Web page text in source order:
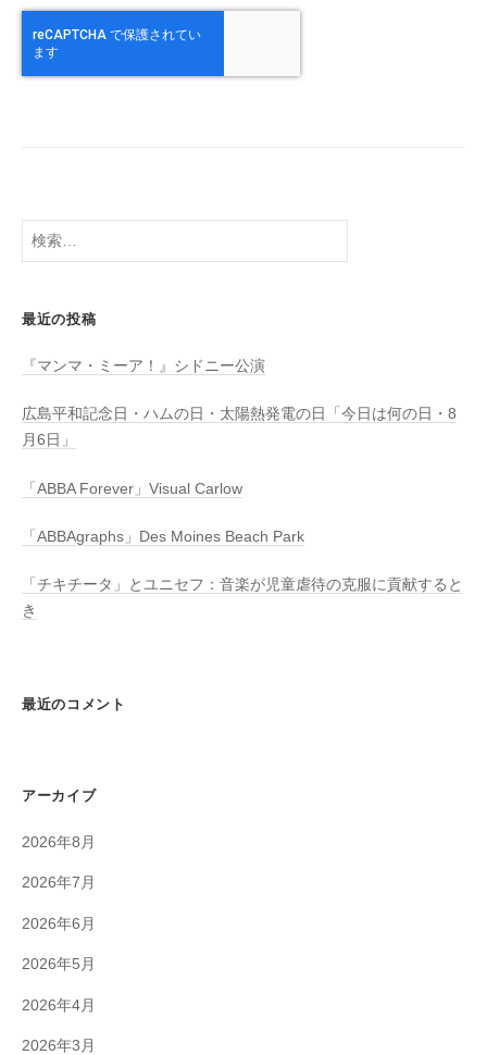
検
最近の投稿
『マンマ・ミーア！』シドニー公演
広島平和記念日・ハムの日・太陽熱発電の日「今日は何の日・8
月6日」
「ABBA Forever」Visual Carlow
「ABBAgraphs」Des Moines Beach Park
「チキチータ」とユニセフ：音楽が児童虐待の克服に貢献すると
き
最近のコメント
アーカイブ
2026年8月
2026年7月
2026年6月
2026年5月
2026年4月
2026年3月